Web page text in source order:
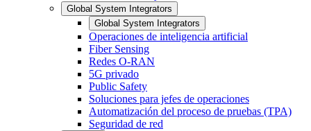
Global System Integrators
Global System Integrators
Operaciones de inteligencia artificial
Fiber Sensing
Redes O-RAN
5G privado
Public Safety
Soluciones para jefes de operaciones
Automatización del proceso de pruebas (TPA)
Seguridad de red